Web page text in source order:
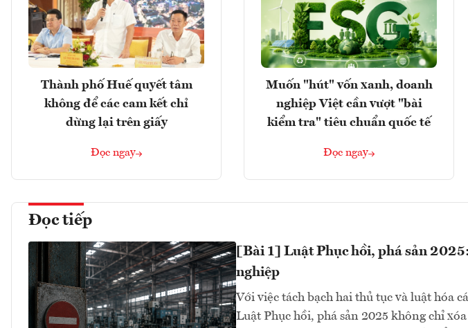
Thành phố Huế quyết tâm
không để các cam kết chỉ
dừng lại trên giấy
Đọc ngay
Muốn "hút" vốn xanh, doanh
nghiệp Việt cần vượt "bài
kiểm tra" tiêu chuẩn quốc tế
Đọc ngay
Đọc tiếp
[Bài 1] Luật Phục hồi, phá sản
nghiệp
Với việc tách bạch hai thủ tục và luật hóa
Luật Phục hồi, phá sản 2025 không chỉ